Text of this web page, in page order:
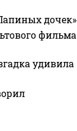
дочек»
фильма
удивила